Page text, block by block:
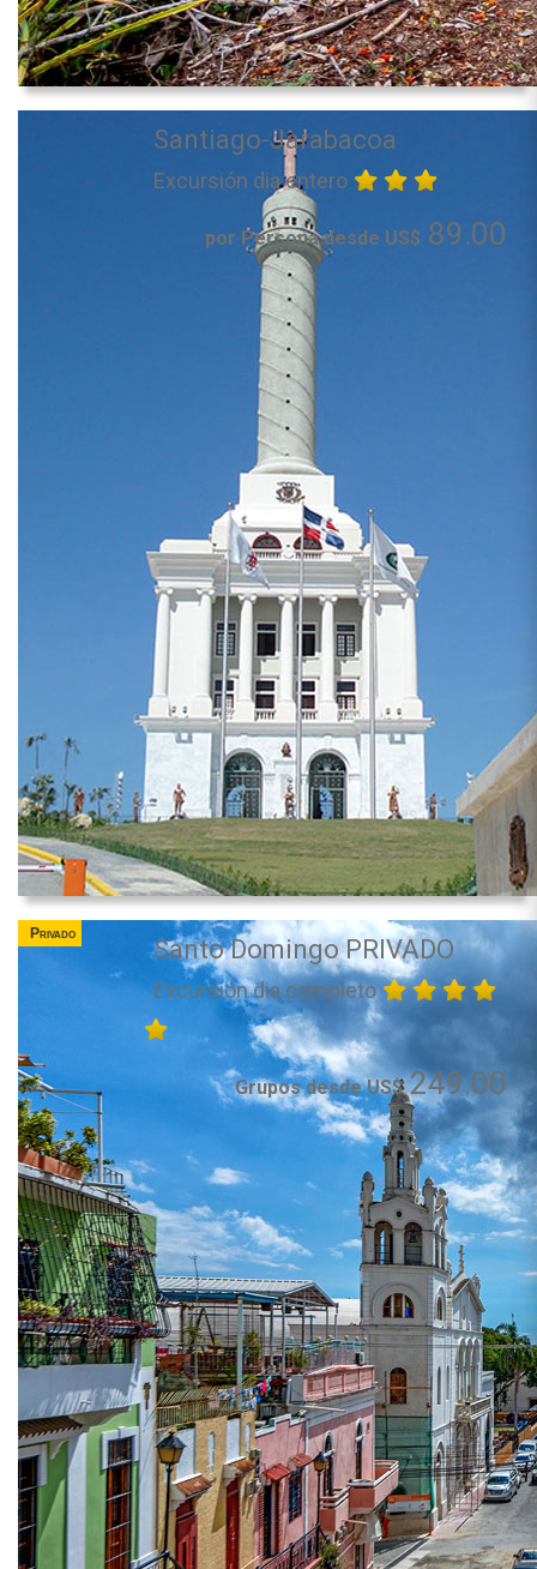
Santiago-Jarabacoa
Excursión dia entero
por Persona desde US$ 89.00
Privado
Santo Domingo PRIVADO
Excursión dia completo
Grupos desde US$249.00